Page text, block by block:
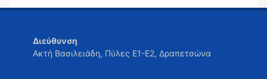
Διεύθυνση
Ακτή Βασιλειάδη, Πύλες Ε1-Ε2, Δραπετσώνα